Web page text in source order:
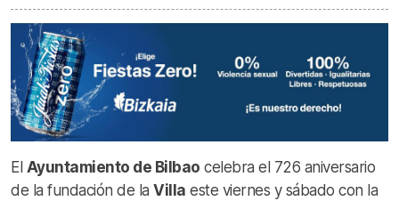
El Ayuntamiento de Bilbao celebra el 726 aniversario
de la fundación de la Villa este viernes y sábado con la